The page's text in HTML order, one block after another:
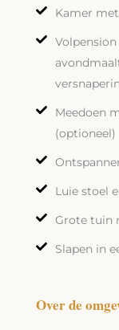
Kamer
Meedoen
(optioneel)
Luie stoel
Grote tuin
Slapen in
Over de